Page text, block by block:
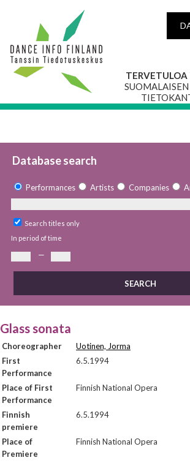
Database search
Performances Artists Companies
Search titles only
In period of time
—
Glass sonata
Choreographer
Uotinen, Jorma
First
Performance
6.5.1994
Place of First
Performance
Finnish National Opera
Finnish
premiere
6.5.1994
Place of
Premiere
Finnish National Opera